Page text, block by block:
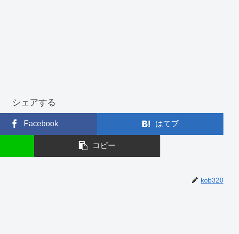
シェアする
Facebook はてブ
コピー
kob320